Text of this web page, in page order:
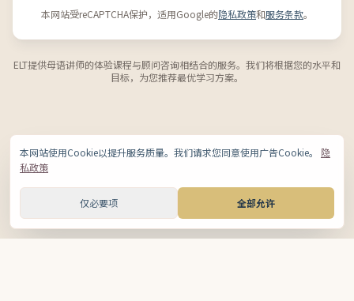
本网站受reCAPTCHA保护，适用Google的隐私政策和服务条款。
ELT提供母语讲师的体验课程与顾问咨询相结合的服务。我们将根据您的水平和
目标，为您推荐最优学习方案。
本网站使用Cookie以提升服务质量。我们请求您同意使用广告Cookie。
隐
私政策
仅必要项 全部允许